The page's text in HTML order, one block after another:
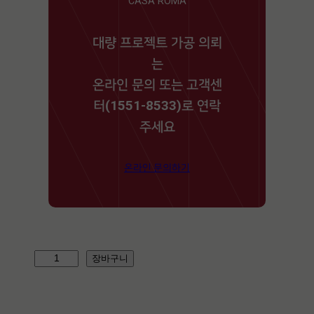
대량 프로젝트 가공 의뢰
는
온라인 문의 또는 고객센
터(1551-8533)로 연락
주세요
온라인 문의하기
장바구니